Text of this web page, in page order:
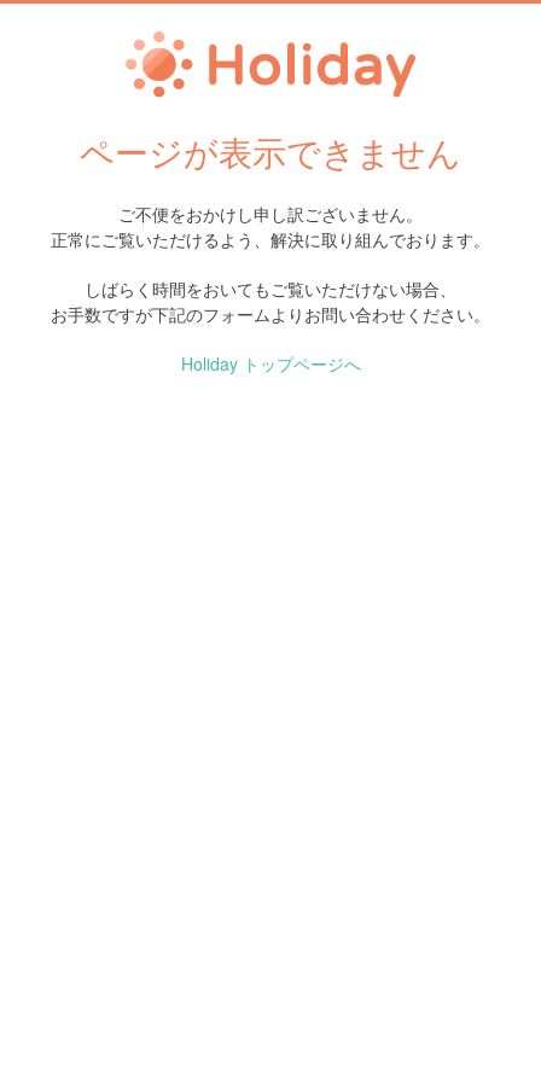
ページが表示できません
ご不便をおかけし申し訳ございません。
正常にご覧いただけるよう、解決に取り組んでおります。
しばらく時間をおいてもご覧いただけない場合、
お手数ですが下記のフォームよりお問い合わせください。
Holiday トップページへ